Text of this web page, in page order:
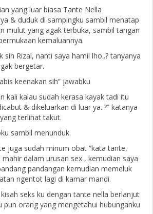
yang luar biasa Tante Nella
& duduk di sampingku sambil menatap
mulut yang agak terbuka, sambil tangan
kemaluannya.
sih Rizal, nanti saya hamil lho..? tanyanya
bergetar.
keenakan sih” jawabku
kali kalau sudah kerasa kayak tadi itu
& dikeluarkan di luar ya..?” katanya
terlihat takut.
sambil menunduk.
juga sudah minum obat “kata tante,
dalam urusan sex , kemudian saya
pandangan kemudian memeluk
ngentot lagi di kamar mandi.
seks ku dengan tante nella berlanjut
pun orang yang mengetahui hubunganku